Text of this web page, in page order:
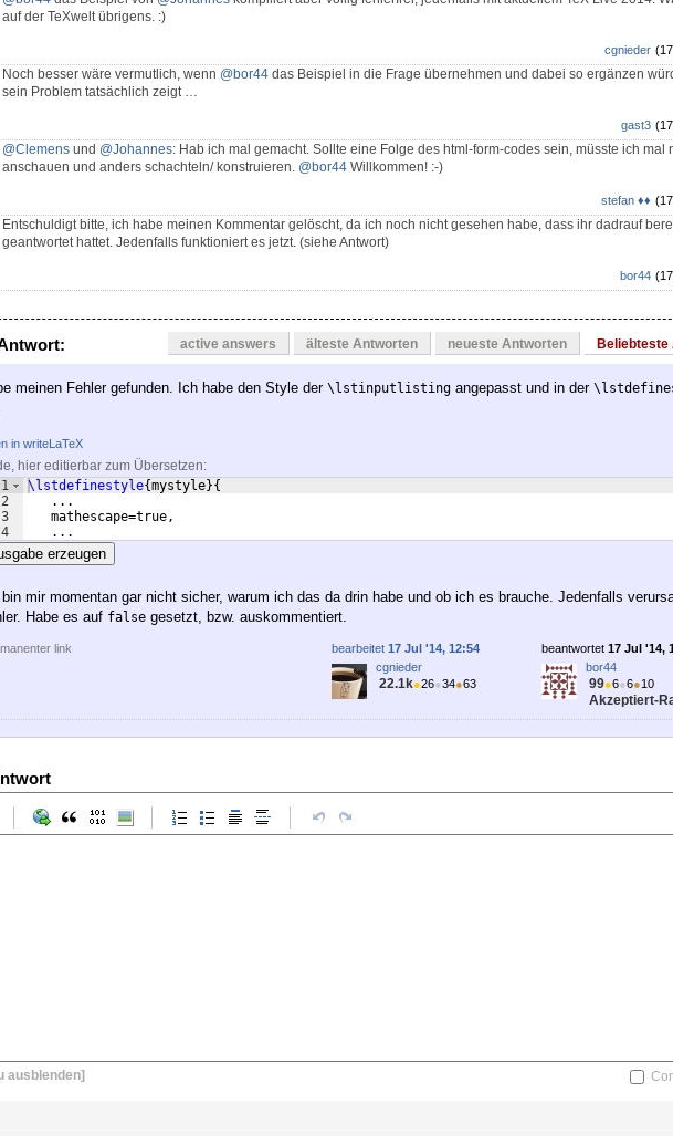
auf der TeXwelt übrigens. :)
cgnieder
Noch besser wäre vermutlich, wenn @bor44 das Beispiel in die Frage übernehmen und dabei so ergänzen
sein Problem tatsächlich zeigt …
gast3
@Clemens und @Johannes: Hab ich mal gemacht. Sollte eine Folge des html-form-codes sein, müsste ich mal
anschauen und anders schachteln/ konstruieren. @bor44 Willkommen! :-)
stefan ♦♦
Entschuldigt bitte, ich habe meinen Kommentar gelöscht, da ich noch nicht gesehen habe, dass ihr dadrauf
geantwortet hattet. Jedenfalls funktioniert es jetzt. (siehe Antwort)
bor44
active answers älteste Antworten neueste Antworten Beliebteste
meinen Fehler gefunden. Ich habe den Style der \lstinputlisting angepasst und in der
in writeLaTeX
hier editierbar zum Übersetzen:
1
2
3
4
\lstdefinestyle{mystyle}{
   ...
   mathescape=true,
   ...
erzeugen
bin mir momentan gar nicht sicher, warum ich das da drin habe und ob ich es brauche. Jedenfalls
Habe es auf false gesetzt, bzw. auskommentiert.
link beantwortet 17 Jul '14,
bor44
99●6●6●10
Akzeptiert-
bearbeitet 17 Jul '14, 12:54
cgnieder
22.1k●26●34●63
ausblenden]